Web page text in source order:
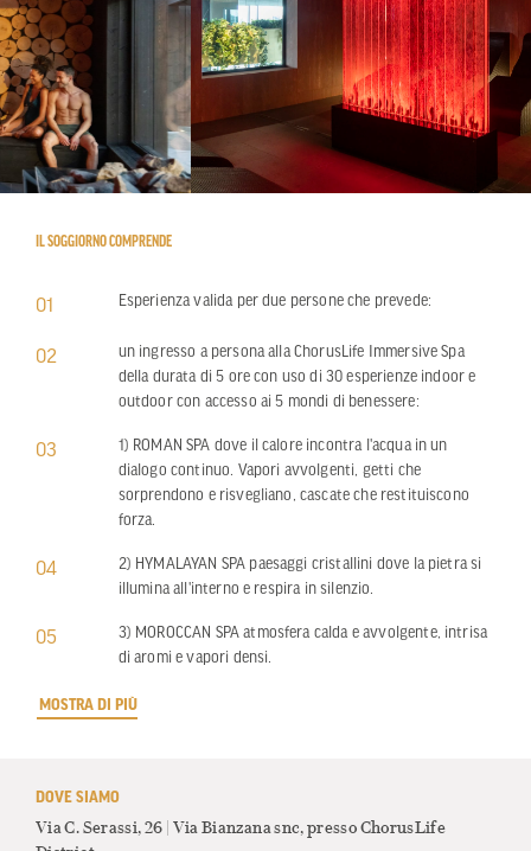
IL SOGGIORNO COMPRENDE
01 Esperienza valida per due persone che prevede:
02
un ingresso a persona alla ChorusLife Immersive Spa
della durata di 5 ore con uso di 30 esperienze indoor e
outdoor con accesso ai 5 mondi di benessere:
03
1) ROMAN SPA dove il calore incontra l'acqua in un
dialogo continuo. Vapori avvolgenti, getti che
sorprendono e risvegliano, cascate che restituiscono
forza.
04
2) HYMALAYAN SPA paesaggi cristallini dove la pietra si
illumina all'interno e respira in silenzio.
05
3) MOROCCAN SPA atmosfera calda e avvolgente, intrisa
di aromi e vapori densi.
MOSTRA DI PIÙ
DOVE SIAMO
Via C. Serassi, 26 | Via Bianzana snc, presso ChorusLife